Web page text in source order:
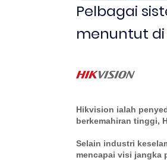
Pelbagai
menuntut di
Hikvision ialah
berkemahiran tinggi,
Selain industri
mencapai visi jangka